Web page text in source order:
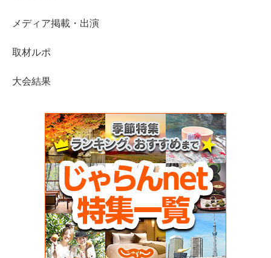
メディア掲載・出演
取材ルポ
大会結果